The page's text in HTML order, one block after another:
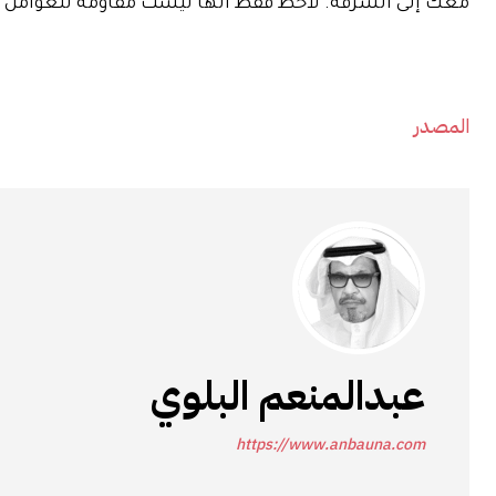
معك إلى الشرفة. لاحظ فقط أنها ليست مقاومة للعوامل
المصدر
عبدالمنعم البلوي
https://www.anbauna.com